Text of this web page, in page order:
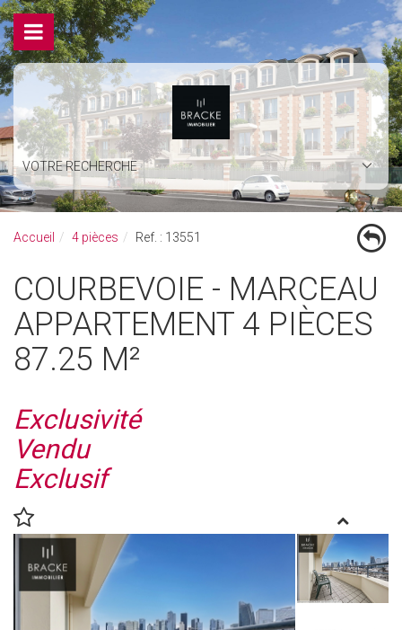
VOTRE RECHERCHE
Accueil 4 pièces Ref. : 13551
COURBEVOIE - MARCEAU
APPARTEMENT 4 PIÈCES
87.25 M²
Exclusivité
Vendu
Exclusif